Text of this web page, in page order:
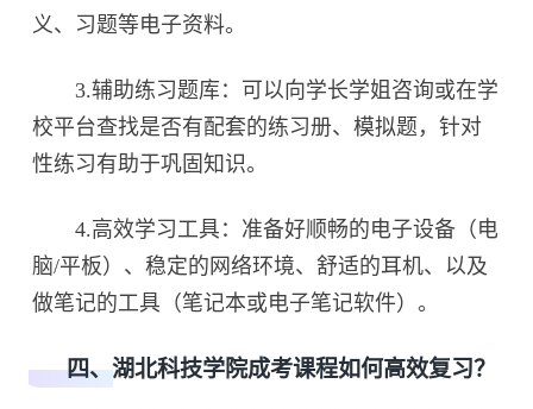
义、习题等电子资料。
3.辅助练习题库：可以向学长学姐咨询或在学
校平台查找是否有配套的练习册、模拟题，针对
性练习有助于巩固知识。
4.高效学习工具：准备好顺畅的电子设备（电
脑/平板）、稳定的网络环境、舒适的耳机、以及
做笔记的工具（笔记本或电子笔记软件）。
四、湖北科技学院成考课程如何高效复习？